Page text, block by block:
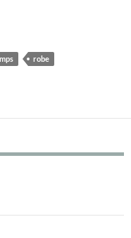
robe